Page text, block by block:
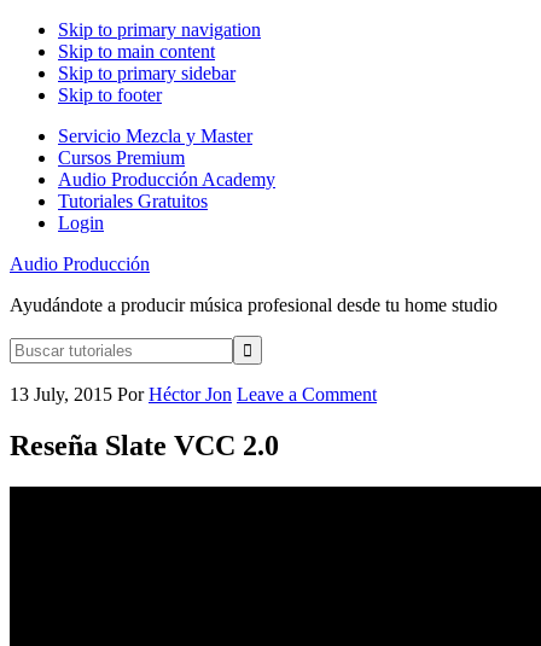
Skip to primary navigation
Skip to main content
Skip to primary sidebar
Skip to footer
Servicio Mezcla y Master
Cursos Premium
Audio Producción Academy
Tutoriales Gratuitos
Login
Audio Producción
Ayudándote a producir música profesional desde tu home studio
Buscar
tutoriales
13 July, 2015 PorHéctor Jon Leave a Comment
Reseña Slate VCC 2.0